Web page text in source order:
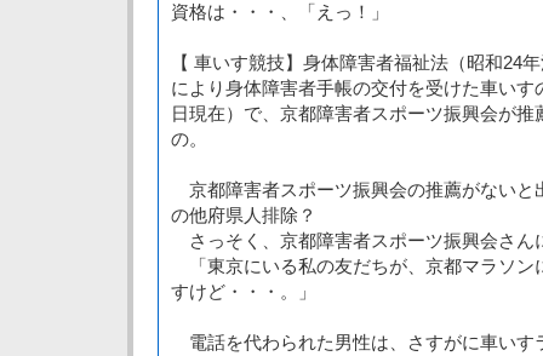
資格は・・・、「えっ！」
【 車いす競技】身体障害者福祉法（昭和24
により身体障害者手帳の交付を受けた車いす
日現在）で、京都障害者スポーツ振興会が
の。
京都障害者スポーツ振興会の推薦がないと
の他府県人排除？
さっそく、京都障害者スポーツ振興会さん
「東京にいる私の友だちが、京都マラソン
すけど・・・。」
電話を代わられた男性は、さすがに車いす